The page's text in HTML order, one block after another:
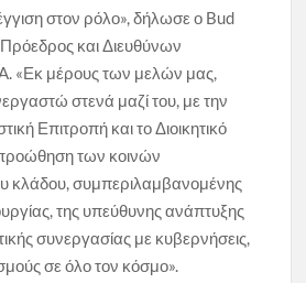
στον ρόλο», δήλωσε ο Bud
και Διευθύνων
«Εκ μέρους των μελών μας,
στενά μαζί του, με την
Επιτροπή και το Διοικητικό
των κοινών
κλάδου, συμπεριλαμβανομένης
της υπεύθυνης ανάπτυξης
συνεργασίας με κυβερνήσεις,
σε όλο τον κόσμο».